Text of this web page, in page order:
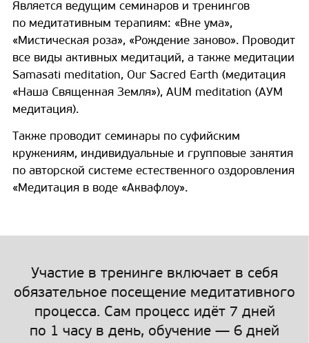
Является ведущим семинаров и тренингов
по медитативным терапиям: «Вне ума»,
«Мистическая роза», «Рождение заново». Проводит
все виды активных медитаций, а также медитации
Samasati meditation, Our Sacred Earth (медитация
«Наша Священная Земля»), AUM meditation (АУМ
медитация).
Также проводит семинары по суфийским
кружениям, индивидуальные и групповые занятия
по авторской системе естественного оздоровления
«Медитация в воде «Аквафлоу».
Участие в тренинге включает в себя
обязательное посещение медитативного
процесса. Сам процесс идёт 7 дней
по 1 часу в день, обучение — 6 дней